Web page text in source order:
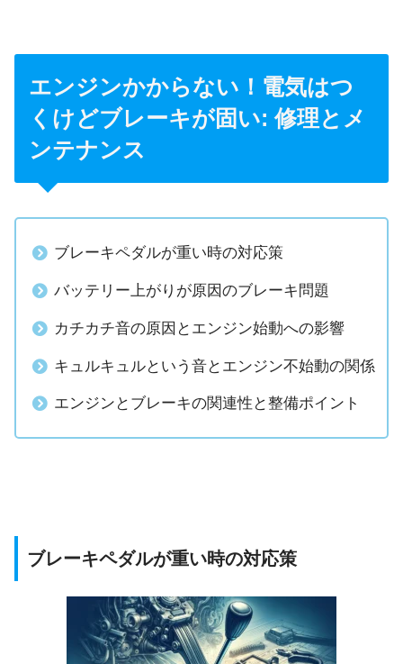
エンジンかからない！電気はつ
くけどブレーキが固い: 修理とメ
ンテナンス
ブレーキペダルが重い時の対応策
バッテリー上がりが原因のブレーキ問題
カチカチ音の原因とエンジン始動への影響
キュルキュルという音とエンジン不始動の関係
エンジンとブレーキの関連性と整備ポイント
ブレーキペダルが重い時の対応策